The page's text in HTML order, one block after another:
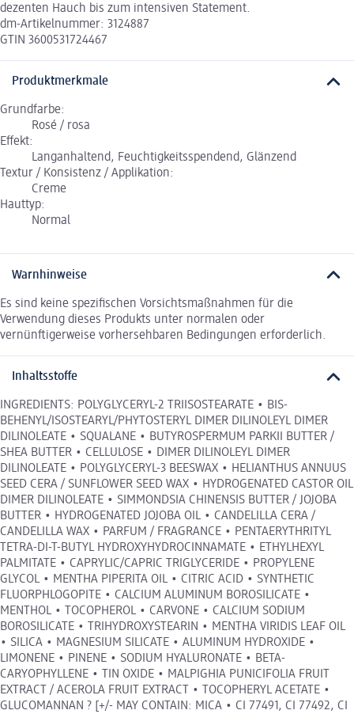
dezenten Hauch bis zum intensiven Statement.
dm-Artikelnummer: 3124887
GTIN 3600531724467
Produktmerkmale
Grundfarbe:
Rosé / rosa
Effekt:
Langanhaltend, Feuchtigkeitsspendend, Glänzend
Textur / Konsistenz / Applikation:
Creme
Hauttyp:
Normal
Warnhinweise
Es sind keine spezifischen Vorsichtsmaßnahmen für die
Verwendung dieses Produkts unter normalen oder
vernünftigerweise vorhersehbaren Bedingungen erforderlich.
Inhaltsstoffe
INGREDIENTS: POLYGLYCERYL-2 TRIISOSTEARATE • BIS-
BEHENYL/ISOSTEARYL/PHYTOSTERYL DIMER DILINOLEYL DIMER
DILINOLEATE • SQUALANE • BUTYROSPERMUM PARKII BUTTER /
SHEA BUTTER • CELLULOSE • DIMER DILINOLEYL DIMER
DILINOLEATE • POLYGLYCERYL-3 BEESWAX • HELIANTHUS ANNUUS
SEED CERA / SUNFLOWER SEED WAX • HYDROGENATED CASTOR OIL
DIMER DILINOLEATE • SIMMONDSIA CHINENSIS BUTTER / JOJOBA
BUTTER • HYDROGENATED JOJOBA OIL • CANDELILLA CERA /
CANDELILLA WAX • PARFUM / FRAGRANCE • PENTAERYTHRITYL
TETRA-DI-T-BUTYL HYDROXYHYDROCINNAMATE • ETHYLHEXYL
PALMITATE • CAPRYLIC/CAPRIC TRIGLYCERIDE • PROPYLENE
GLYCOL • MENTHA PIPERITA OIL • CITRIC ACID • SYNTHETIC
FLUORPHLOGOPITE • CALCIUM ALUMINUM BOROSILICATE •
MENTHOL • TOCOPHEROL • CARVONE • CALCIUM SODIUM
BOROSILICATE • TRIHYDROXYSTEARIN • MENTHA VIRIDIS LEAF OIL
• SILICA • MAGNESIUM SILICATE • ALUMINUM HYDROXIDE •
LIMONENE • PINENE • SODIUM HYALURONATE • BETA-
CARYOPHYLLENE • TIN OXIDE • MALPIGHIA PUNICIFOLIA FRUIT
EXTRACT / ACEROLA FRUIT EXTRACT • TOCOPHERYL ACETATE •
GLUCOMANNAN ? [+/- MAY CONTAIN: MICA • CI 77491, CI 77492, CI